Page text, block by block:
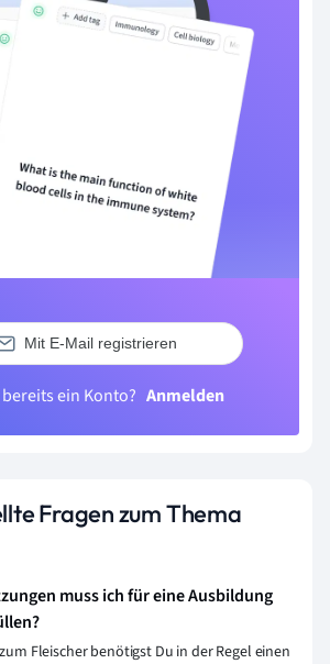
Mit E-Mail registrieren
ein Konto? Anmelden
Fragen zum Thema
muss ich für eine Ausbildung
Fleischer benötigst Du in der Regel einen